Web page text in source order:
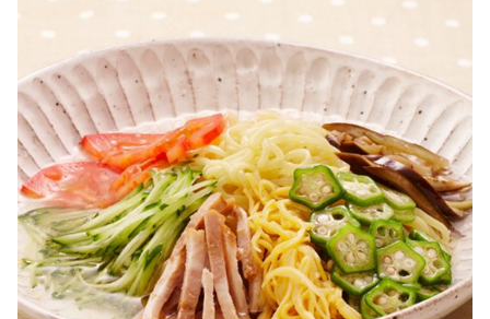
レシピ
店舗情報
にんべんとは
企業情報
お客様窓口